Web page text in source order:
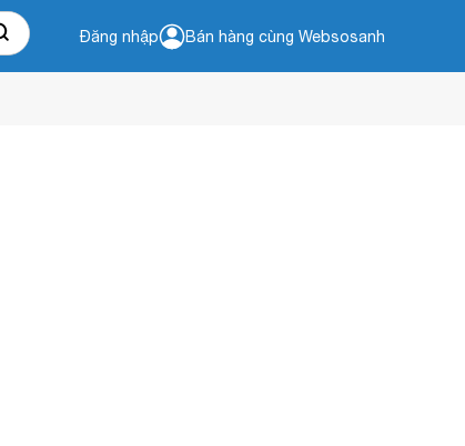
Đăng nhập Bán hàng cùng Websosanh